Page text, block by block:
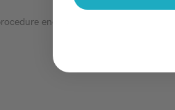
endodontiche complesse.